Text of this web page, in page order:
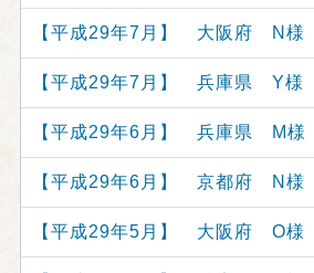
【平成29年7月】 大阪府 N様
【平成29年7月】 兵庫県 Y様
【平成29年6月】 兵庫県 M様
【平成29年6月】 京都府 N様
【平成29年5月】 大阪府 O様